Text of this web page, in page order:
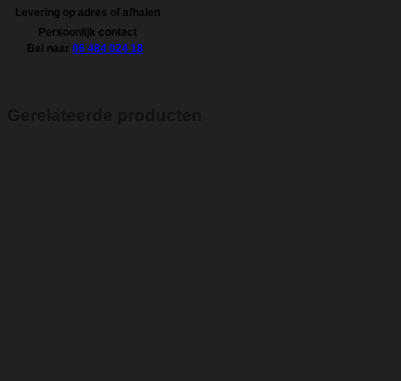
Levering op adres of afhalen
Persoonlijk contact
Bel naar 06 484 024 18